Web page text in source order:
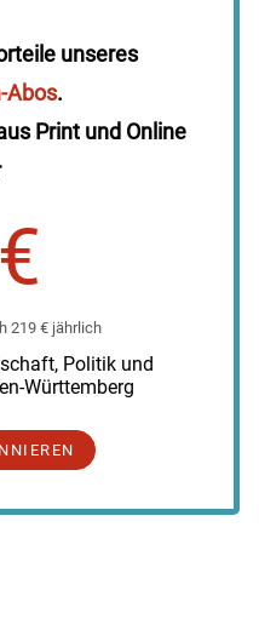
unseres
Abos.
Print und Online
219 € jährlich
Politik und
Württemberg